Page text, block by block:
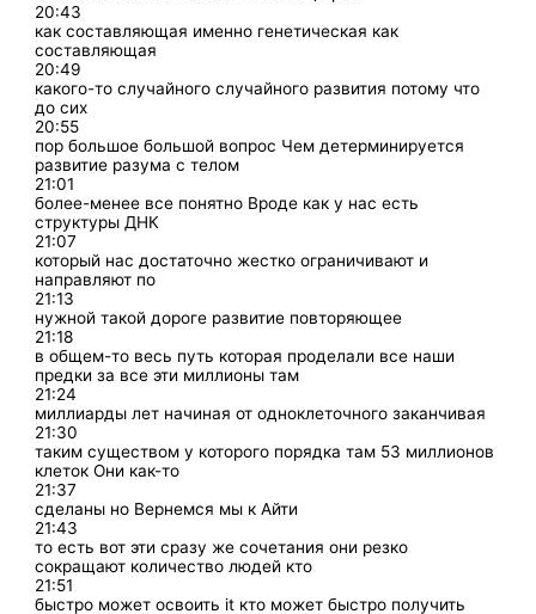
20:43
как составляющая именно генетическая как
составляющая
20:49
какого-то случайного случайного развития потому что
до сих
20:55
пор большое большой вопрос Чем детерминируется
развитие разума с телом
21:01
более-менее все понятно Вроде как у нас есть
структуры ДНК
21:07
который нас достаточно жестко ограничивают и
направляют по
21:13
нужной такой дороге развитие повторяющее
21:18
в общем-то весь путь которая проделали все наши
предки за все эти миллионы там
21:24
миллиарды лет начиная от одноклеточного заканчивая
21:30
таким существом у которого порядка там 53 миллионов
клеток Они как-то
21:37
сделаны но Вернемся мы к Айти
21:43
то есть вот эти сразу же сочетания они резко
сокращают количество людей кто
21:51
быстро может освоить it кто может быстро получить